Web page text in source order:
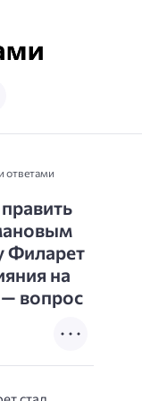
ответами
Филарет
на
вопрос